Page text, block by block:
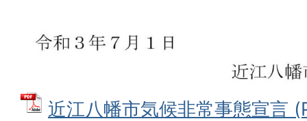
近江八幡市気候非常事態宣言